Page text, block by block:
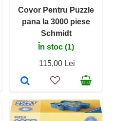
Covor Pentru Puzzle
pana la 3000 piese
Schmidt
În stoc (1)
115,00 Lei